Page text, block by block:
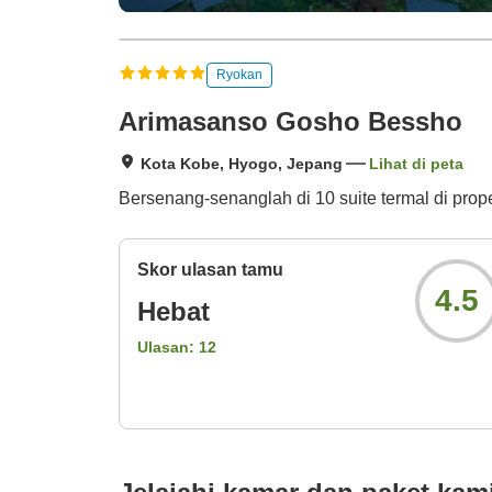
Ryokan
Arimasanso Gosho Bessho
Kota Kobe, Hyogo, Jepang Lihat di peta
Bersenang-senanglah di 10 suite termal di
Skor ulasan tamu
Hebat
Ulasan: 12
4.5